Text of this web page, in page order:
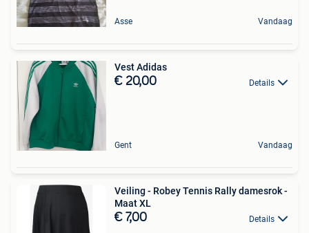
Asse Vandaag
Vest Adidas
€ 20,00 Details
Gent Vandaag
Veiling - Robey Tennis Rally damesrok -
Maat XL
€ 7,00 Details